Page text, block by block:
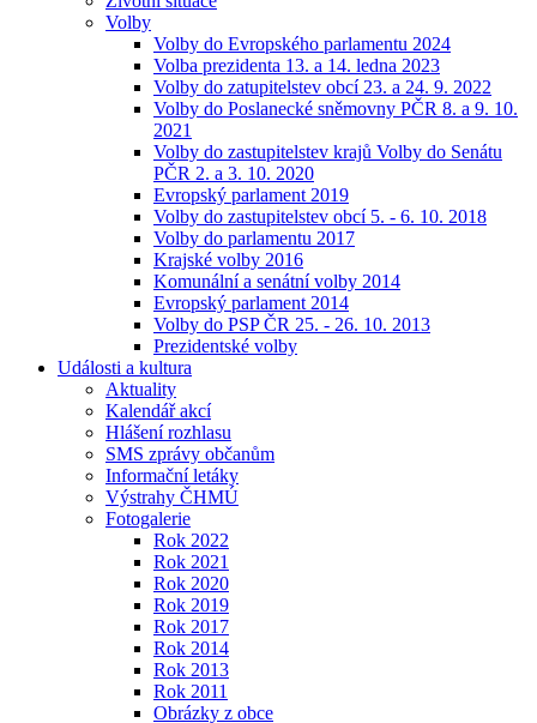
Volby
Volby do Evropského parlamentu 2024
Volba prezidenta 13. a 14. ledna 2023
Volby do zatupitelstev obcí 23. a 24. 9. 2022
Volby do Poslanecké sněmovny PČR 8. a 9. 10.
2021
Volby do zastupitelstev krajů Volby do Senátu
PČR 2. a 3. 10. 2020
Evropský parlament 2019
Volby do zastupitelstev obcí 5. - 6. 10. 2018
Volby do parlamentu 2017
Krajské volby 2016
Komunální a senátní volby 2014
Evropský parlament 2014
Volby do PSP ČR 25. - 26. 10. 2013
Prezidentské volby
Události a kultura
Aktuality
Kalendář akcí
Hlášení rozhlasu
SMS zprávy občanům
Informační letáky
Výstrahy ČHMÚ
Fotogalerie
Rok 2022
Rok 2021
Rok 2020
Rok 2019
Rok 2017
Rok 2014
Rok 2013
Rok 2011
Obrázky z obce